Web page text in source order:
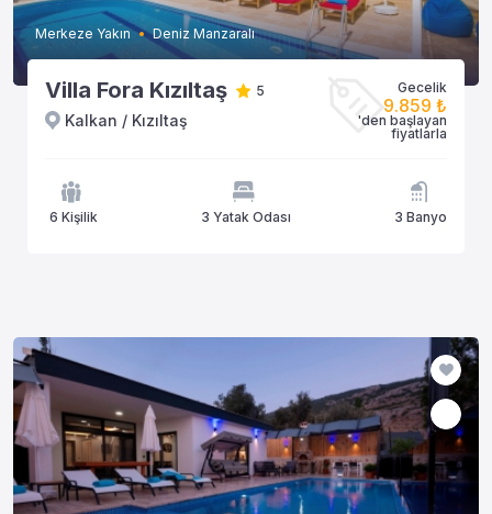
Merkeze Yakın Deniz Manzaralı
Villa Fora Kızıltaş 5
Kalkan / Kızıltaş
Gecelik
9.859 ₺
'den başlayan
fiyatlarla
6 Kişilik 3 Yatak Odası 3 Banyo